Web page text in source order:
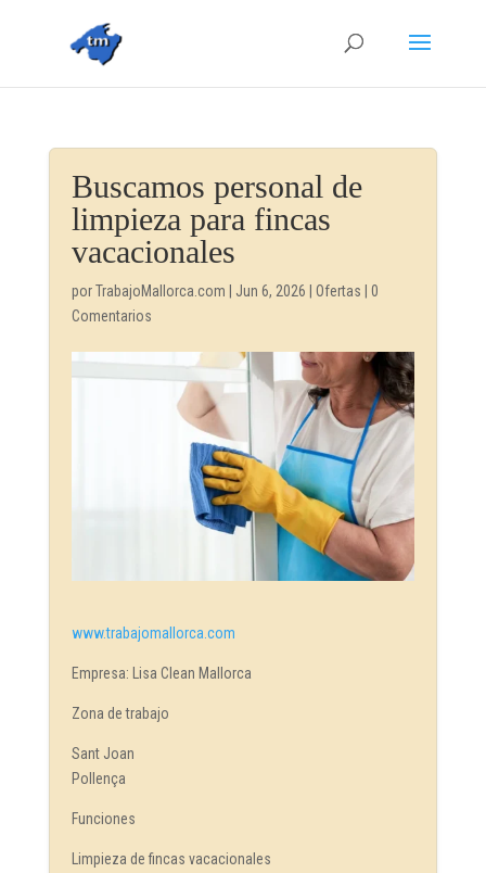
Buscamos personal de
limpieza para fincas
vacacionales
porTrabajoMallorca.com Jun 6, 2026 Ofertas
0
Comentarios
www.trabajomallorca.com
Empresa: Lisa Clean Mallorca
Zona de trabajo
Sant Joan
Pollença
Funciones
Limpieza de fincas vacacionales